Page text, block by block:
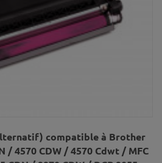
compatible à Brother
/ 4570 CDW / 4570 Cdwt / MFC